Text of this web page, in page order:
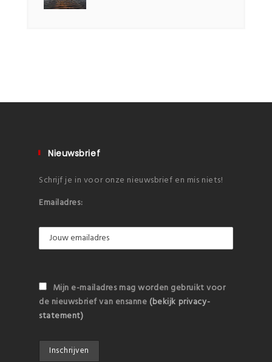
Nieuwsbrief
Schrijf je in voor onze nieuwsbrief en mis niets!
Emailadres:
Mijn e-mailadres mag worden gebruikt voor
de nieuwsbrief van ensanne (bekijk privacy-
statement)